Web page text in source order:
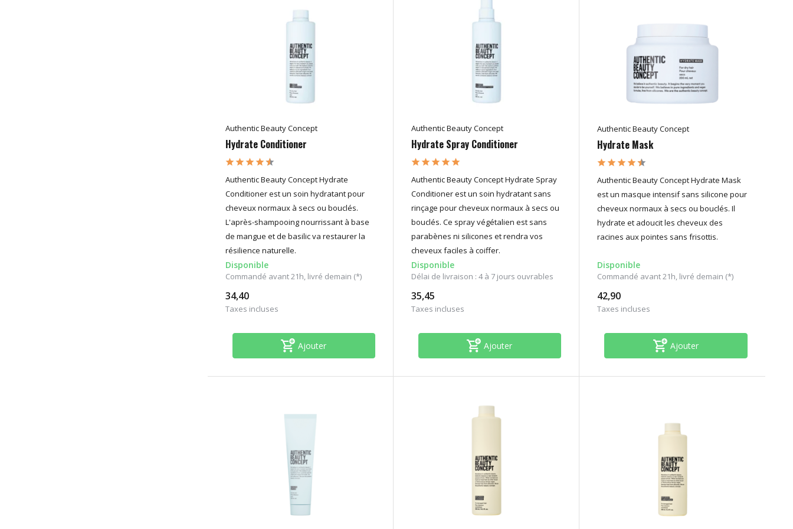
Authentic Beauty Concept
Hydrate Conditioner
Authentic Beauty Concept Hydrate
Conditioner est un soin hydratant pour
cheveux normaux à secs ou bouclés.
L'après-shampooing nourrissant à base
de mangue et de basilic va restaurer la
résilience naturelle.
Disponible
Commandé avant 21h, livré demain (*)
34,40
Taxes incluses
Ajouter
Authentic Beauty Concept
Hydrate Spray Conditioner
Authentic Beauty Concept Hydrate Spray
Conditioner est un soin hydratant sans
rinçage pour cheveux normaux à secs ou
bouclés. Ce spray végétalien est sans
parabènes ni silicones et rendra vos
cheveux faciles à coiffer.
Disponible
Délai de livraison : 4 à 7 jours ouvrables
35,45
Taxes incluses
Ajouter
Authentic Beauty Concept
Hydrate Mask
Authentic Beauty Concept Hydrate Mask
est un masque intensif sans silicone pour
cheveux normaux à secs ou bouclés. Il
hydrate et adoucit les cheveux des
racines aux pointes sans frisottis.
Disponible
Commandé avant 21h, livré demain (*)
42,90
Taxes incluses
Ajouter